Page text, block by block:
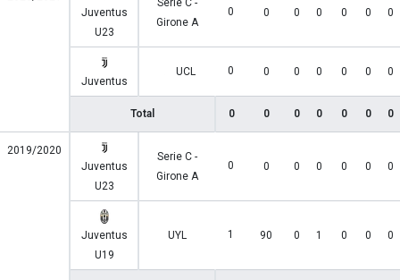
Juventus
U23
Serie C -
Girone A
0 0 0 0 0 0 0
Juventus
UCL 0 0 0 0 0 0 0
Total 0 0 0 0 0 0 0
2019/2020
Juventus
U23
Serie C -
Girone A
0 0 0 0 0 0 0
Juventus
U19
UYL 1 90 0 1 0 0 0